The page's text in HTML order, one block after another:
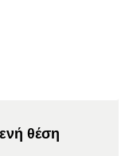
θέση